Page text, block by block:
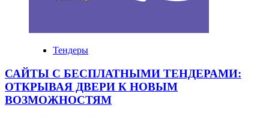
Тендеры
САЙТЫ С БЕСПЛАТНЫМИ ТЕНДЕРАМИ:
ОТКРЫВАЯ ДВЕРИ К НОВЫМ
ВОЗМОЖНОСТЯМ